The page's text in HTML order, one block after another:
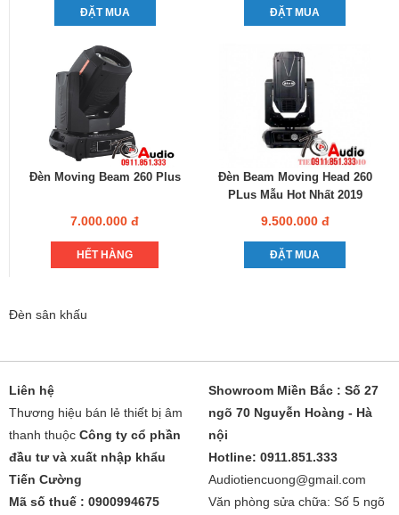
ĐẶT MUA ĐẶT MUA
Đèn Moving Beam 260 Plus
7.000.000 đ
HẾT HÀNG
Đèn Beam Moving Head 260
PLus Mẫu Hot Nhất 2019
9.500.000 đ
ĐẶT MUA
Đèn sân khấu
Liên hệ
Thương hiệu bán lẻ thiết bị âm
thanh thuộc Công ty cổ phần
đầu tư và xuất nhập khẩu
Tiến Cường
Mã số thuế : 0900994675
Showroom Miền Bắc : Số 27
ngõ 70 Nguyễn Hoàng - Hà
nội
Hotline: 0911.851.333
Audiotiencuong@gmail.com
Văn phòng sửa chữa: Số 5 ngõ